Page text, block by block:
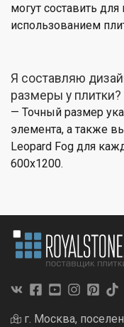
могут составить
использованием
Я составляю
размеры у плитки?
— Точный размер
элемента, а также
Leopard Fog для
600x1200.
г. Москва,